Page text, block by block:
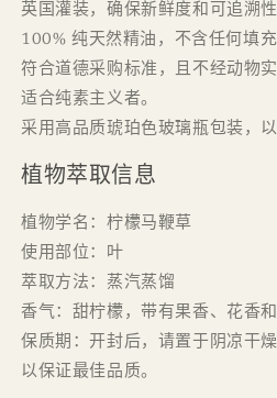
英国灌装，确保新鲜度和可追溯性
100% 纯天然精油，不含任何填
符合道德采购标准，且不经动物实
适合纯素主义者。
采用高品质琥珀色玻璃瓶包装，
植物萃取信息
植物学名：柠檬马鞭草
使用部位：叶
萃取方法：蒸汽蒸馏
香气：甜柠檬，带有果香、花香
保质期：开封后，请置于阴凉干
以保证最佳品质。